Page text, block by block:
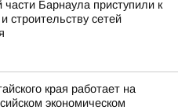
части Барнаула приступили к
строительству сетей
края работает на
экономическом